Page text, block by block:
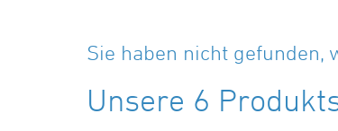
Sie haben nicht gefunden,
Unsere 6